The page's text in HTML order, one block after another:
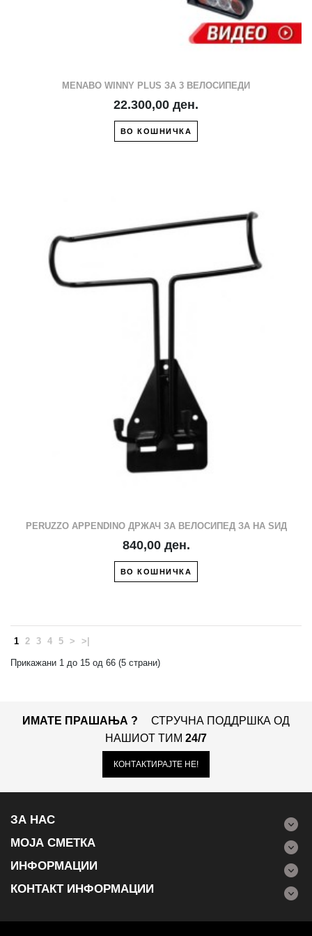
MENABO WINNY PLUS ЗА 3 ВЕЛОСИПЕДИ
22.300,00 ден.
ВО КОШНИЧКА
PERUZZO APPENDINO ДРЖАЧ ЗА ВЕЛОСИПЕД ЗА НА ЅИД
840,00 ден.
ВО КОШНИЧКА
1 2 3 4 5 > >|
Прикажани 1 до 15 од 66 (5 страни)
ИМАТЕ ПРАШАЊА ?
СТРУЧНА ПОДДРШКА ОД
НАШИОТ ТИМ 24/7
КОНТАКТИРАЈТЕ НЕ!
ЗА НАС
МОЈА СМЕТКА
ИНФОРМАЦИИ
КОНТАКТ ИНФОРМАЦИИ